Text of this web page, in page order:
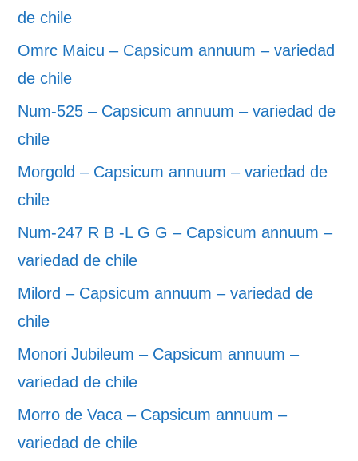
de chile
Omrc Maicu – Capsicum annuum – variedad
de chile
Num-525 – Capsicum annuum – variedad de
chile
Morgold – Capsicum annuum – variedad de
chile
Num-247 R B -L G G – Capsicum annuum –
variedad de chile
Milord – Capsicum annuum – variedad de
chile
Monori Jubileum – Capsicum annuum –
variedad de chile
Morro de Vaca – Capsicum annuum –
variedad de chile